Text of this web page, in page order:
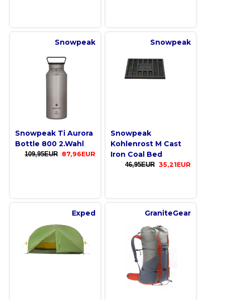
Snowpeak
Snowpeak Ti Aurora
Bottle 800 2.Wahl
109,95EUR 87,96EUR
Snowpeak
Snowpeak
Kohlenrost M Cast
Iron Coal Bed
46,95EUR 35,21EUR
Exped GraniteGear